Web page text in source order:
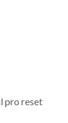
pro reset